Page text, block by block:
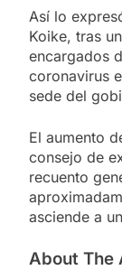
Así lo
Koike, tras
encargados
coronavirus
sede del
El aumento
consejo de
recuento
asciende a
About The